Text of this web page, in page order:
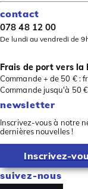
contact
078 48 12 00
De lundi au vendredi de
Frais de port vers la
Commande + de 50 € :
Commande jusqu'à 50
newsletter
Inscrivez-vous à notre
dernières nouvelles !
Inscrivez-
suivez-nous